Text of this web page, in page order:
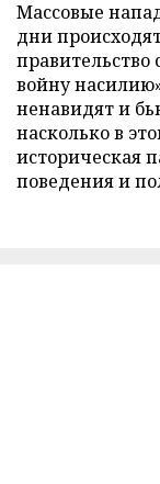
Массовые
дни
войну
ненавидят и
насколько в
историческая
поведения и